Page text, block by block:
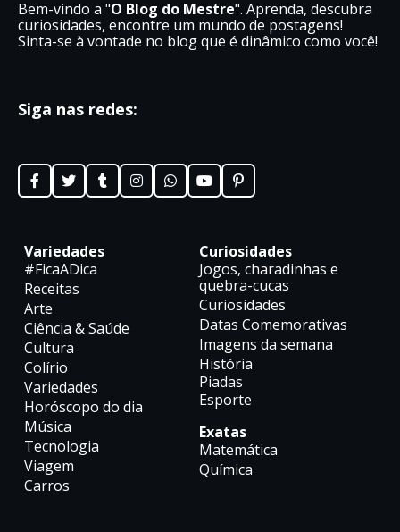
Bem-vindo a "O Blog do Mestre". Aprenda, descubra
curiosidades, encontre um mundo de postagens!
Sinta-se à vontade no blog que é dinâmico como você!
Siga nas redes:
Variedades
#FicaADica
Receitas
Arte
Ciência & Saúde
Cultura
Colírio
Variedades
Horóscopo do dia
Música
Tecnologia
Viagem
Carros
Curiosidades
Jogos, charadinhas e
quebra-cucas
Curiosidades
Datas Comemorativas
Imagens da semana
História
Piadas
Esporte
Exatas
Matemática
Química